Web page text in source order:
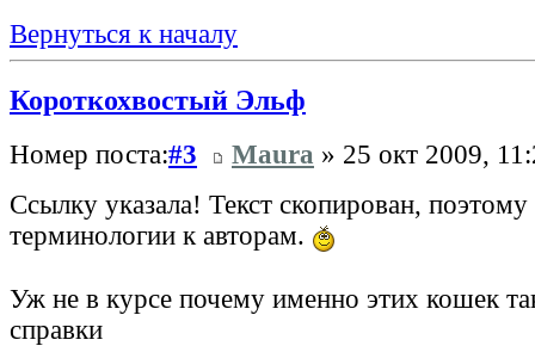
Вернуться к началу
Короткохвостый Эльф
Номер поста:#3 Maura » 25 окт 2009,
Ссылку указала! Текст скопирован, поэтому
терминологии к авторам.
Уж не в курсе почему именно этих кошек
справки